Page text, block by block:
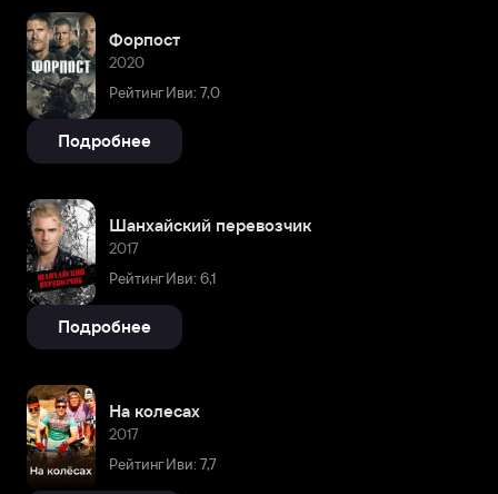
Форпост
2020
Рейтинг Иви: 7,0
Подробнее
Шанхайский перевозчик
2017
Рейтинг Иви: 6,1
Подробнее
На колесах
2017
Рейтинг Иви: 7,7